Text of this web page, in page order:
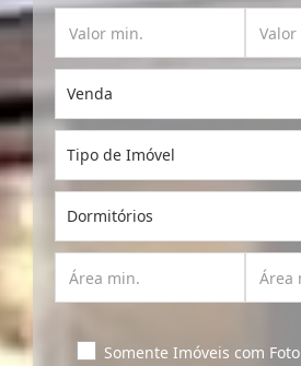
Venda
Tipo de Imóvel
Dormitórios
Somente Imóveis com Foto